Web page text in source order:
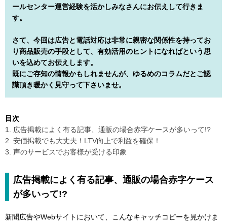
ールセンター運営経験を活かしみなさんにお伝えして行きま
す。
さて、今回は広告と電話対応は非常に親密な関係性を持ってお
り商品販売の手段として、有効活用のヒントになればという思
いを込めてお伝えします。
既にご存知の情報かもしれませんが、ゆるめのコラムだとご認
識頂き暖かく見守って下さいませ。
目次
1. 広告掲載によく有る記事、通販の場合赤字ケースが多いって!?
2. 安価掲載でも大丈夫！LTV向上で利益を確保！
3. 声のサービスでお客様が受ける印象
広告掲載によく有る記事、通販の場合赤字ケース
が多いって!?
新聞広告やWebサイトにおいて、こんなキャッチコピーを見かけま